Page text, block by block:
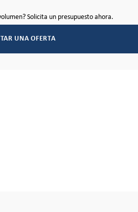
Solicita un presupuesto ahora.
UNA OFERTA